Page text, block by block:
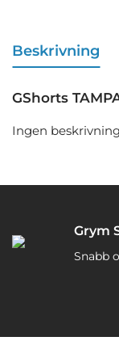
Beskrivning
GShorts
Ingen
Grym
Snabb